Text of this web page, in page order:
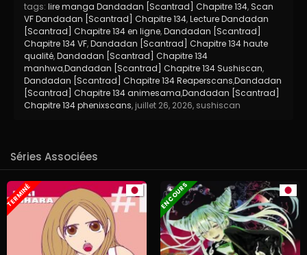
tags: lire manga Dandadan [Scantrad] Chapitre 134, Scan
VF Dandadan [Scantrad] Chapitre 134,Lecture Dandadan
[Scantrad] Chapitre 134 en ligne,Dandadan [Scantrad]
Chapitre 134 VF,Dandadan [Scantrad] Chapitre 134 haute
qualité,Dandadan [Scantrad] Chapitre 134
manhwa,Dandadan [Scantrad] Chapitre 134 Sushiscan,
Dandadan [Scantrad] Chapitre 134 Reaperscans,Dandadan
[Scantrad] Chapitre 134 animesama,Dandadan [Scantrad]
Chapitre 134 phenixscans, juillet 26, 2026, sushiscan
Séries Associées
TERMINÉ EN COURS